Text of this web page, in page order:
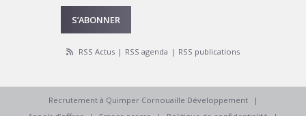
S’ABONNER
RSS Actus RSS agenda RSS publications
Recrutement à Quimper Cornouaille Développement